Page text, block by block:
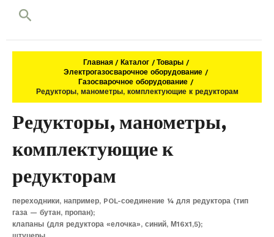
Поиск
Главная Каталог
Товары
Электрогазосварочное оборудование
Газосварочное оборудование
Редукторы, манометры, комплектующие к редукторам
Редукторы, манометры,
комплектующие к
редукторам
переходники, например, POL-соединение ¼ для редуктора (тип
газа — бутан, пропан);
клапаны (для редуктора «елочка», синий, М16х1,5);